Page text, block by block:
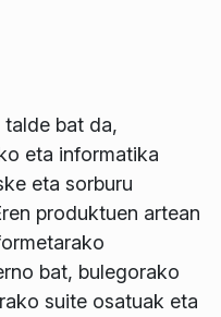
bat da,
eta informatika
eta sorburu
produktuen artean
bat, bulegorako
suite osatuak eta